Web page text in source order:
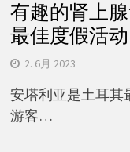
有趣的肾上
最佳度假活动
2. 6月 2023
安塔利亚是土耳其
游客…